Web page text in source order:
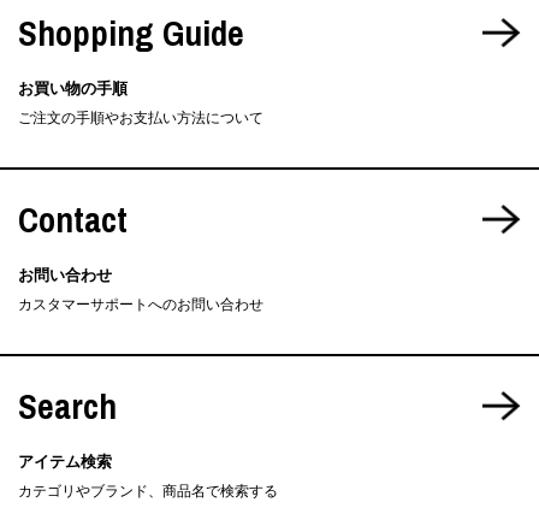
Shopping Guide
お買い物の手順
ご注文の手順やお支払い方法について
Contact
お問い合わせ
カスタマーサポートへのお問い合わせ
Search
アイテム検索
カテゴリやブランド、商品名で検索する